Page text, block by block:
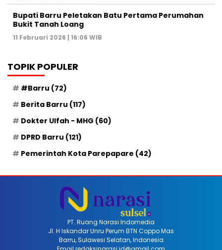
Bupati Barru Peletakan Batu Pertama Perumahan
Bukit Tanah Loang
11 Februari 2026 | 16:06 WIB
TOPIK POPULER
#Barru (72)
Berita Barru (117)
Dokter Ulfah - MHG (60)
DPRD Barru (121)
Pemerintah Kota Parepapare (42)
PT. Ruang Narasi Indomedia
Jl. H Iskandar Unru Perum BTN Coppo Mas
Barru, Sulawesi Selatan, Indonesia